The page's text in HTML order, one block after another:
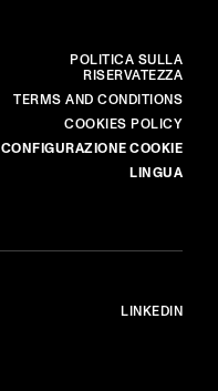
POLITICA SULLA
RISERVATEZZA
TERMS AND CONDITIONS
COOKIES POLICY
CONFIGURAZIONE COOKIE
LINGUA
LINKEDIN